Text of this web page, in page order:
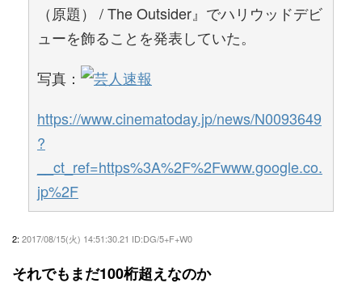
（原題） / The Outsider』でハリウッドデビ
ューを飾ることを発表していた。
写真：
https://www.cinematoday.jp/news/N0093649
?
__ct_ref=https%3A%2F%2Fwww.google.co.
jp%2F
2: 2017/08/15(火) 14:51:30.21 ID:DG/5+F+W0
それでもまだ100桁超えなのか